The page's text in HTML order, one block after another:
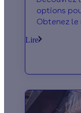
options
Obtenez
Lire